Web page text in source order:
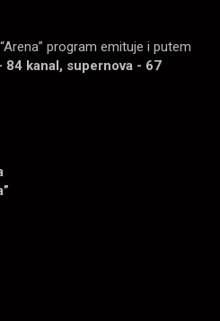
program emituje i putem
84 kanal, supernova - 67